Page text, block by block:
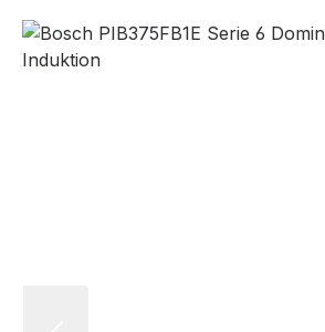
Bildergalerie überspringen